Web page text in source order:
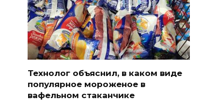
Технолог объяснил, в каком виде
популярное мороженое в
вафельном стаканчике